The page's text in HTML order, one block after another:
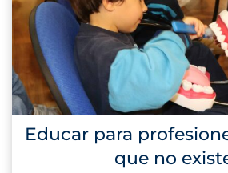
Educar para
que no